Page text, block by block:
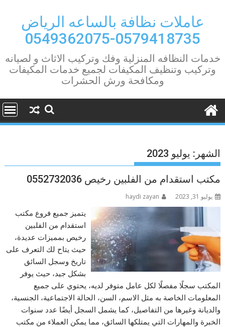
contentعاملات نظافة بالساعه الرياض
0579418735-0549362075
خدمات النظافه المنزلية وفك وتركيب الاثاث و لصيانه
وتركيب وتنظيف المكيفات لجميع خدمات المكيفات
ومكافحة ورش الحشرات
الشهر: يوليو 2023
مكتب استقدام من الفلبين رخيص 0552732036
يوليو 31, 2023 haydi zayan
يتميز جميع فروع مكتب
استقدام من الفلبين
رخيص بمميزات عديدة،
حيث يتاح لك التعرف على
تاريخ وسجل السائق
بشكل جيد، حيث يوفر
المكتب سجلًا مفصلًا لكل عامل متوفر لديه، يحتوي على جميع
المعلومات الخاصة به مثل الاسم، السن، الحالة الاجتماعية، الجنسية،
والديانة وغيرها من التفاصيل، كما يشمل السجل أيضًا عدد سنوات
الخبرة والمهارات التي يمتلكها السائق، مما يمكن العملاء من مكتب